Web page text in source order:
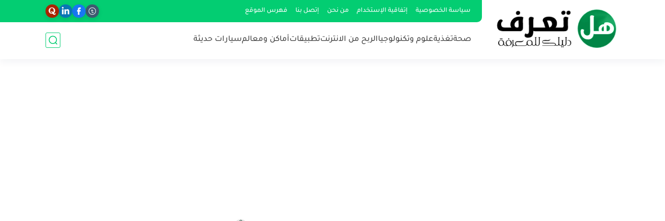
سياسة الخصوصية إتفاقية الإستخدام من نحن إتصل بنا فهرس الموقع
صحةتغذيةعلوم وتكنولوجياالربح من الانترنتتطبيقاتأماكن ومعالمسيارات حديثة